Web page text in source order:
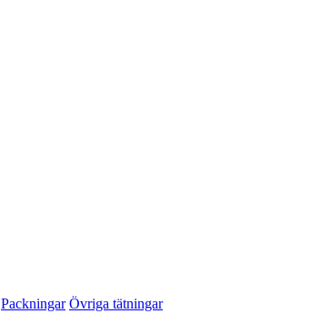
Packningar Övriga tätningar